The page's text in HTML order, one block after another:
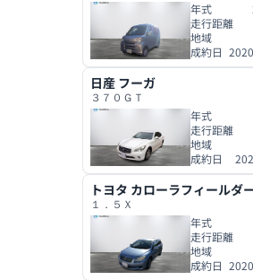
年式
走行距離
地域
成約日
日産 フーガ
３７０ＧＴ
年式
走行距離
地域
成約日
トヨタ カローラフィールダ
１．５Ｘ
年式
走行距離
地域
成約日